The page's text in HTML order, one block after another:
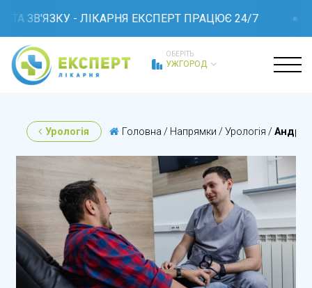
ЗВ'ЯЗКУ - ЛІКАРНЯ ЕКСПЕРТ ПРАЦЮЄ 24/7
ОБЕРІТЬ
УЖГОРОД
Урологія Головна / Напрямки /Урологія /